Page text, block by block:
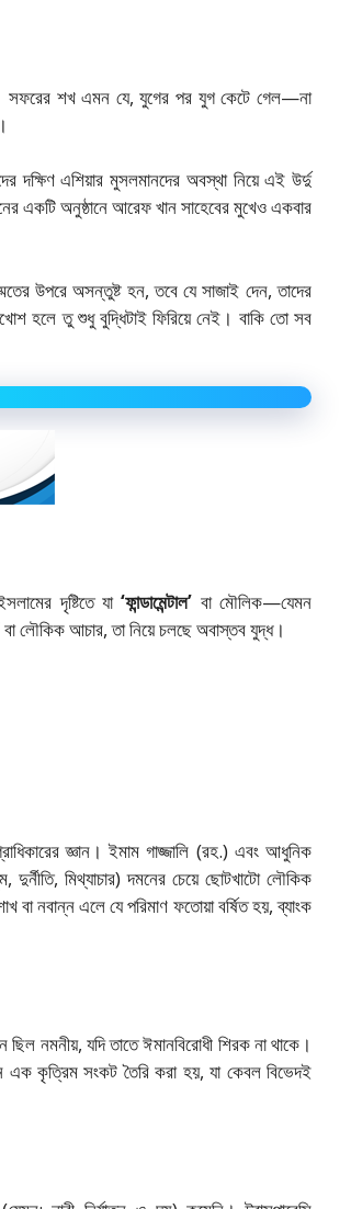
সফরের শখ এমন যে, যুগের পর যুগ কেটে গেল—না
এশিয়ার মুসলমানদের অবস্থা নিয়ে এই উর্দু
একটি অনুষ্ঠানে আরেফ খান সাহেবের মুখেও একবার
উপরে অসন্তুষ্ট হন, তবে যে সাজাই দেন, তাদের
হলে তু শুধু বুদ্ধিটাই ফিরিয়ে নেই। বাকি তো সব
দৃষ্টিতে যা‘ফান্ডামেন্টাল’ বা মৌলিক—যেমন
বা লৌকিক আচার, তা নিয়ে চলছে অবাস্তব যুদ্ধ।
জ্ঞান। ইমাম গাজ্জালি (রহ.) এবং আধুনিক
মিথ্যাচার) দমনের চেয়ে ছোটখাটো লৌকিক
বা নবান্ন এলে যে পরিমাণ ফতোয়া বর্ষিত হয়, ব্যাংক
নমনীয়, যদি তাতে ঈমানবিরোধী শিরক না থাকে।
এক কৃত্রিম সংকট তৈরি করা হয়, যা কেবল বিভেদই